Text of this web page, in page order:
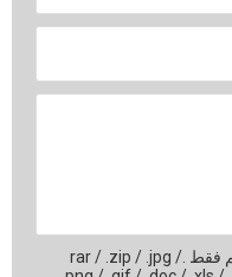
يدعم فقط .rar / .zip / .jpg /